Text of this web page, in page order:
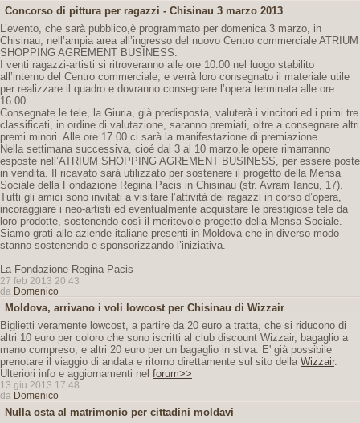
Concorso di pittura per ragazzi - Chisinau 3 marzo 2013
L’evento, che sarà pubblico,è programmato per domenica 3 marzo, in
Chisinau, nell’ampia area all’ingresso del nuovo Centro commerciale ATRIUM
SHOPPING AGREMENT BUSINESS.
I venti ragazzi-artisti si ritroveranno alle ore 10.00 nel luogo stabilito
all’interno del Centro commerciale, e verrà loro consegnato il materiale utile
per realizzare il quadro e dovranno consegnare l’opera terminata alle ore
16.00.
Consegnate le tele, la Giuria, già predisposta, valuterà i vincitori ed i primi tre
classificati, in ordine di valutazione, saranno premiati, oltre a consegnare altri
premi minori. Alle ore 17.00 ci sarà la manifestazione di premiazione.
Nella settimana successiva, cioé dal 3 al 10 marzo,le opere rimarranno
esposte nell’ATRIUM SHOPPING AGREMENT BUSINESS, per essere poste
in vendita. Il ricavato sarà utilizzato per sostenere il progetto della Mensa
Sociale della Fondazione Regina Pacis in Chisinau (str. Avram Iancu, 17).
Tutti gli amici sono invitati a visitare l’attività dei ragazzi in corso d’opera,
incoraggiare i neo-artisti ed eventualmente acquistare le prestigiose tele da
loro prodotte, sostenendo così il meritevole progetto della Mensa Sociale.
Siamo grati alle aziende italiane presenti in Moldova che in diverso modo
stanno sostenendo e sponsorizzando l’iniziativa.
La Fondazione Regina Pacis
27 feb 2013 20:43
da Domenico
Moldova, arrivano i voli lowcost per Chisinau di Wizzair
Biglietti veramente lowcost, a partire da 20 euro a tratta, che si riducono di
altri 10 euro per coloro che sono iscritti al club discount Wizzair, bagaglio a
mano compreso, e altri 20 euro per un bagaglio in stiva. E' già possibile
prenotare il viaggio di andata e ritorno direttamente sul sito della Wizzair.
Ulteriori info e aggiornamenti nel forum>>
13 giu 2013 17:48
da Domenico
Nulla osta al matrimonio per cittadini moldavi